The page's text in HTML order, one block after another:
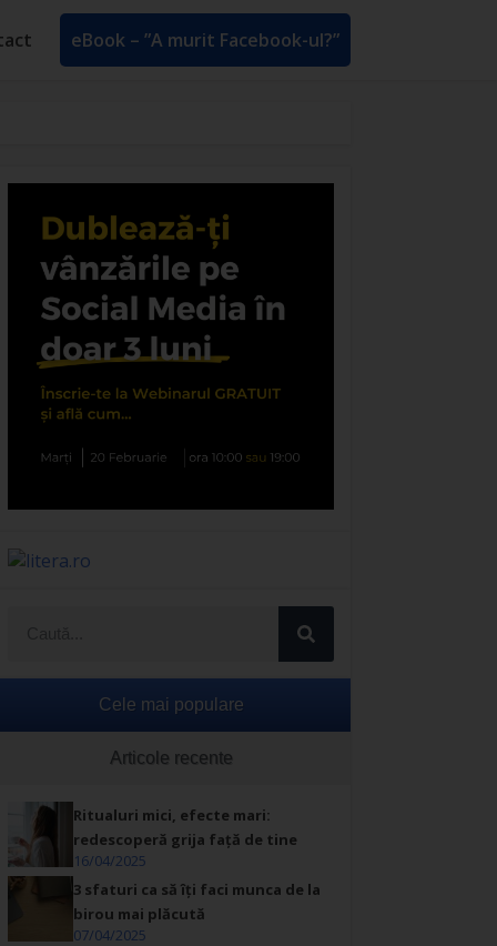
eBook – ”A murit Facebook-ul?”
Cele mai populare
Articole recente
Ritualuri mici, efecte mari:
redescoperă grija față de tine
16/04/2025
3 sfaturi ca să îți faci munca de la
birou mai plăcută
07/04/2025